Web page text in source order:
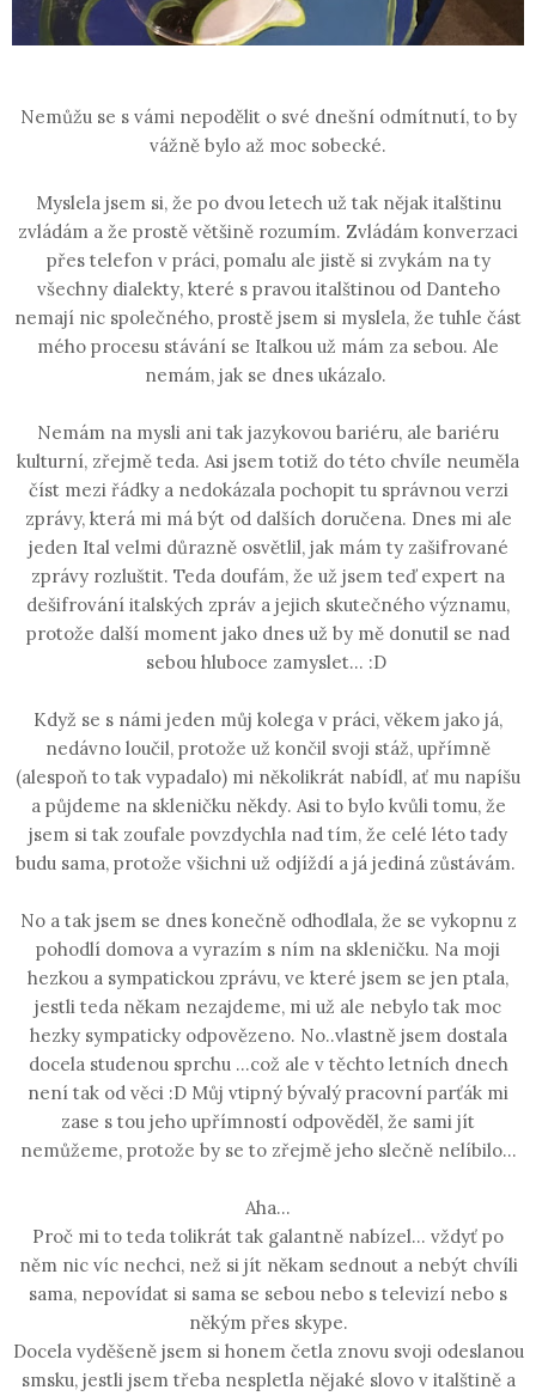
Nemůžu se s vámi nepodělit o své dnešní odmítnutí, to by
vážně bylo až moc sobecké.
Myslela jsem si, že po dvou letech už tak nějak italštinu
zvládám a že prostě většině rozumím. Zvládám konverzaci
přes telefon v práci, pomalu ale jistě si zvykám na ty
všechny dialekty, které s pravou italštinou od Danteho
nemají nic společného, prostě jsem si myslela, že tuhle část
mého procesu stávání se Italkou už mám za sebou. Ale
nemám, jak se dnes ukázalo.
Nemám na mysli ani tak jazykovou bariéru, ale bariéru
kulturní, zřejmě teda. Asi jsem totiž do této chvíle neuměla
číst mezi řádky a nedokázala pochopit tu správnou verzi
zprávy, která mi má být od dalších doručena. Dnes mi ale
jeden Ital velmi důrazně osvětlil, jak mám ty zašifrované
zprávy rozluštit. Teda doufám, že už jsem teď expert na
dešifrování italských zpráv a jejich skutečného významu,
protože další moment jako dnes už by mě donutil se nad
sebou hluboce zamyslet... :D
Když se s námi jeden můj kolega v práci, věkem jako já,
nedávno loučil, protože už končil svoji stáž, upřímně
(alespoň to tak vypadalo) mi několikrát nabídl, ať mu napíšu
a půjdeme na skleničku někdy. Asi to bylo kvůli tomu, že
jsem si tak zoufale povzdychla nad tím, že celé léto tady
budu sama, protože všichni už odjíždí a já jediná zůstávám.
No a tak jsem se dnes konečně odhodlala, že se vykopnu z
pohodlí domova a vyrazím s ním na skleničku. Na moji
hezkou a sympatickou zprávu, ve které jsem se jen ptala,
jestli teda někam nezajdeme, mi už ale nebylo tak moc
hezky sympaticky odpovězeno. No..vlastně jsem dostala
docela studenou sprchu ...což ale v těchto letních dnech
není tak od věci :D Můj vtipný bývalý pracovní parťák mi
zase s tou jeho upřímností odpověděl, že sami jít
nemůžeme, protože by se to zřejmě jeho slečně nelíbilo...
Aha...
Proč mi to teda tolikrát tak galantně nabízel... vždyť po
něm nic víc nechci, než si jít někam sednout a nebýt chvíli
sama, nepovídat si sama se sebou nebo s televizí nebo s
někým přes skype.
Docela vyděšeně jsem si honem četla znovu svoji odeslanou
smsku, jestli jsem třeba nespletla nějaké slovo v italštině a